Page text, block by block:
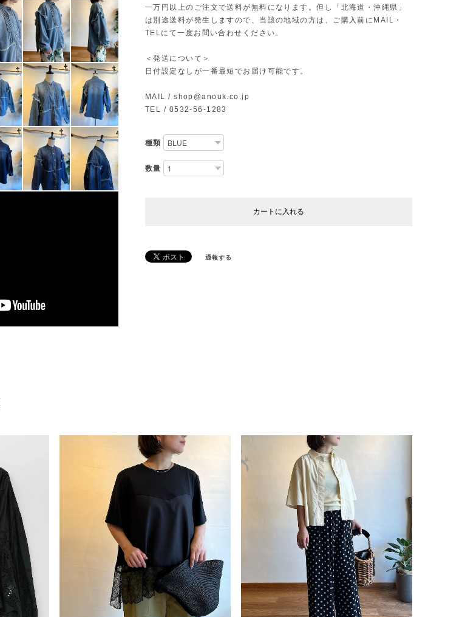
一万円以上のご注文で送料が無料になります。但し「北海道・沖縄県」
は別途送料が発生しますので、当該の地域の方は、ご購入前にMAIL・
TELにて一度お問い合わせください。
＜発送について＞
日付設定なしが一番最短でお届け可能です。
MAIL /shop@anouk.co.jp
TEL / 0532-56-1283
種類
数量
カートに入れる
通報する